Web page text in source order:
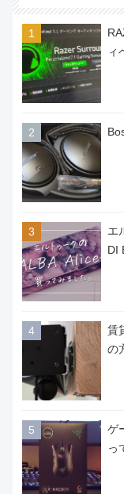
ィ
エ
DI
賃
の
ゲ
っ